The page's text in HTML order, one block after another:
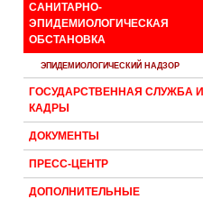
САНИТАРНО-
ЭПИДЕМИОЛОГИЧЕСКАЯ
ОБСТАНОВКА
ЭПИДЕМИОЛОГИЧЕСКИЙ НАДЗОР
ГОСУДАРСТВЕННАЯ СЛУЖБА И
КАДРЫ
ДОКУМЕНТЫ
ПРЕСС-ЦЕНТР
ДОПОЛНИТЕЛЬНЫЕ